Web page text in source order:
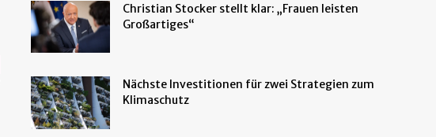
Christian Stocker stellt klar: „Frauen leisten
Großartiges“
Nächste Investitionen für zwei Strategien zum
Klimaschutz